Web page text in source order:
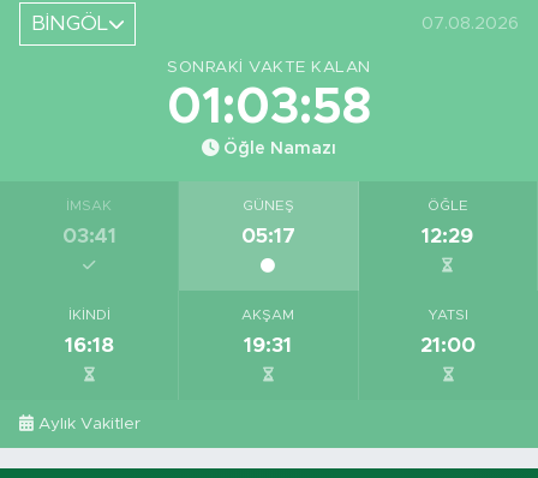
BİNGÖL
07.08.2026
SONRAKI VAKTE KALAN
01:03:58
Öğle Namazı
İMSAK
03:41
GÜNEŞ
05:17
ÖĞLE
12:29
İKINDI
16:18
AKŞAM
19:31
YATSI
21:00
Aylık Vakitler